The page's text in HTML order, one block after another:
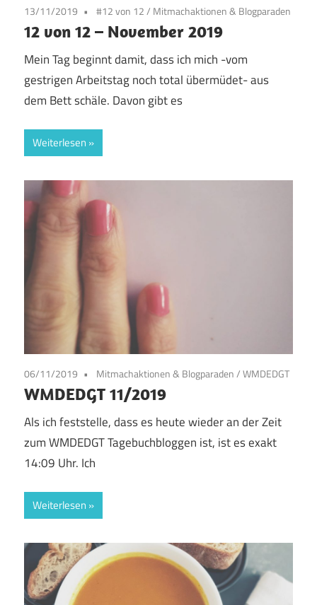
13/11/2019 #12 von 12/ Mitmachaktionen & Blogparaden
12 von 12 – November 2019
Mein Tag beginnt damit, dass ich mich -vom
gestrigen Arbeitstag noch total übermüdet- aus
dem Bett schäle. Davon gibt es
Weiterlesen
06/11/2019 Mitmachaktionen & Blogparaden/WMDEDGT
WMDEDGT 11/2019
Als ich feststelle, dass es heute wieder an der Zeit
zum WMDEDGT Tagebuchbloggen ist, ist es exakt
14:09 Uhr. Ich
Weiterlesen